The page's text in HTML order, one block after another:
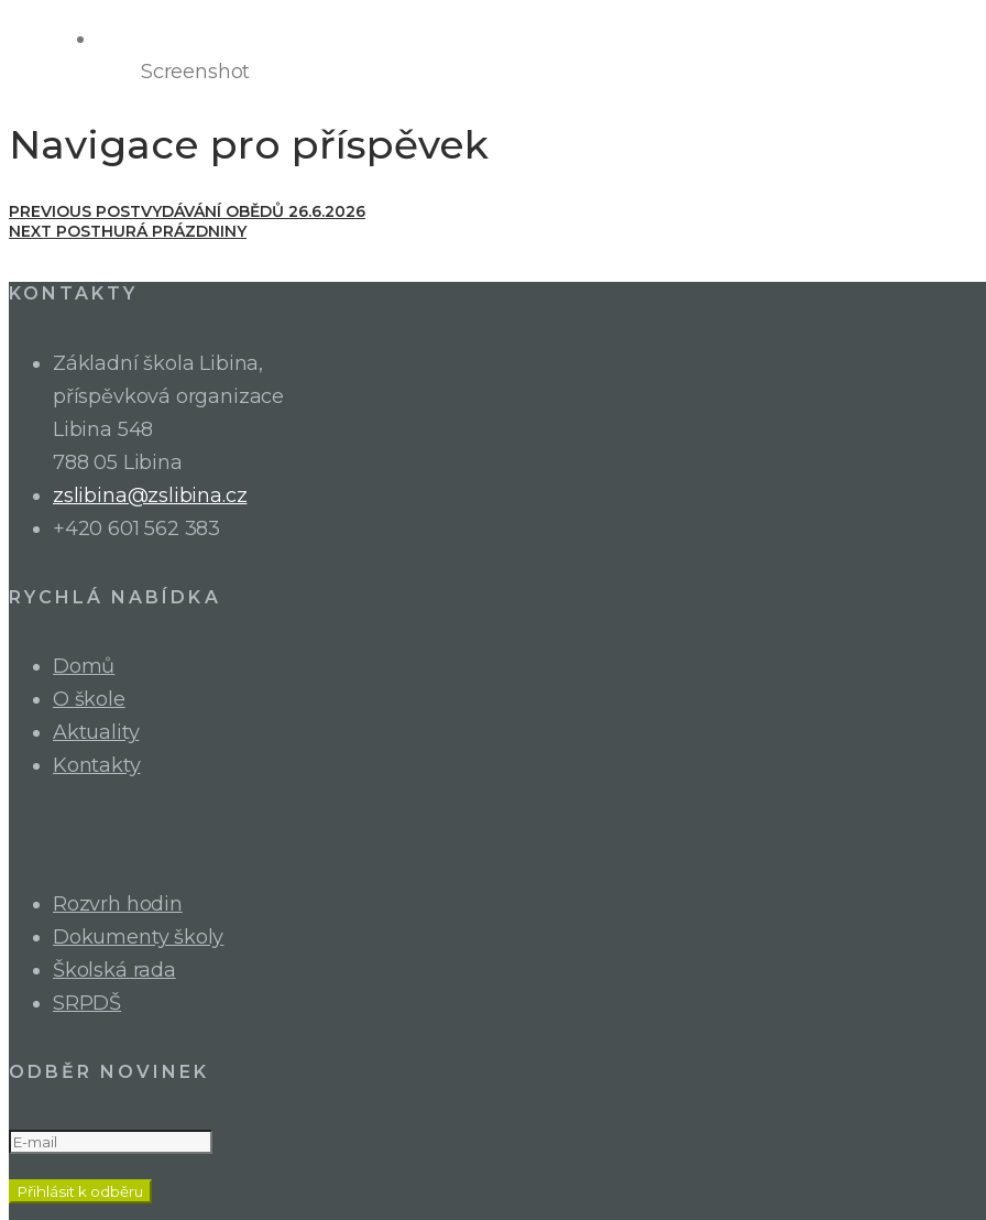
Screenshot
Navigace pro příspěvek
PREVIOUS POSTVYDÁVÁNÍ OBĚDŮ 26.6.2026
NEXT POSTHURÁ PRÁZDNINY
KONTAKTY
Základní škola Libina,
příspěvková organizace
Libina 548
788 05 Libina
zslibina@zslibina.cz
+420 601 562 383
RYCHLÁ NABÍDKA
Domů
O škole
Aktuality
Kontakty
Rozvrh hodin
Dokumenty školy
Školská rada
SRPDŠ
ODBĚR NOVINEK